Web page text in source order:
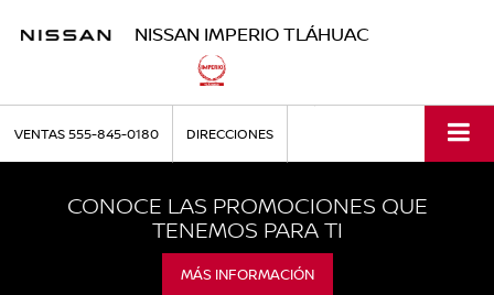
NISSAN IMPERIO TLÁHUAC
VENTAS555-845-0180 DIRECCIONES
CONOCE LAS PROMOCIONES QUE
TENEMOS PARA TI
MÁS INFORMACIÓN